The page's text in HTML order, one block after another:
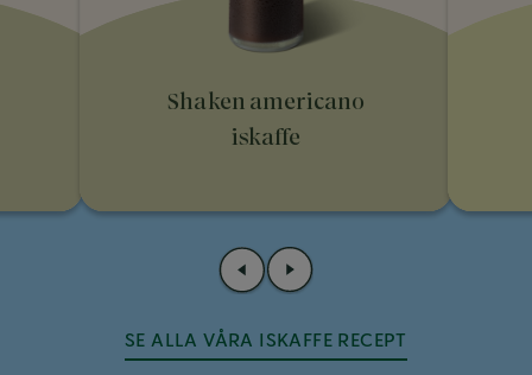
Shaken americano
iskaffe
SE ALLA VÅRA ISKAFFE RECEPT